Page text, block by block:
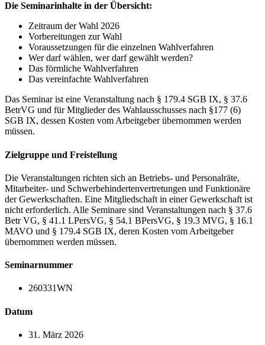
Die Seminarinhalte in der Übersicht:
Zeitraum der Wahl 2026
Vorbereitungen zur Wahl
Voraussetzungen für die einzelnen Wahlverfahren
Wer darf wählen, wer darf gewählt werden?
Das förmliche Wahlverfahren
Das vereinfachte Wahlverfahren
Das Seminar ist eine Veranstaltung nach § 179.4 SGB IX, § 37.6
BetrVG und für Mitglieder des Wahlausschusses nach §177 (6)
SGB IX, dessen Kosten vom Arbeitgeber übernommen werden
müssen.
Zielgruppe und Freistellung
Die Veranstaltungen richten sich an Betriebs- und Personalräte,
Mitarbeiter- und Schwerbehindertenvertretungen und Funktionäre
der Gewerkschaften. Eine Mitgliedschaft in einer Gewerkschaft ist
nicht erforderlich. Alle Seminare sind Veranstaltungen nach § 37.6
Betr VG, § 41.1 LPersVG, § 54.1 BPersVG, § 19.3 MVG, § 16.1
MAVO und § 179.4 SGB IX, deren Kosten vom Arbeitgeber
übernommen werden müssen.
Seminarnummer
260331WN
Datum
31. März 2026